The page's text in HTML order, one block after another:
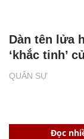
QUÂN SỰ
Dàn tên lửa
‘khắc tinh’
Đọc